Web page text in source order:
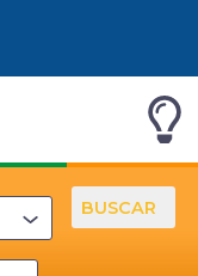
BUSCAR